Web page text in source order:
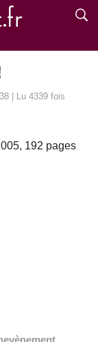
| Lu 4339 fois
192 pages